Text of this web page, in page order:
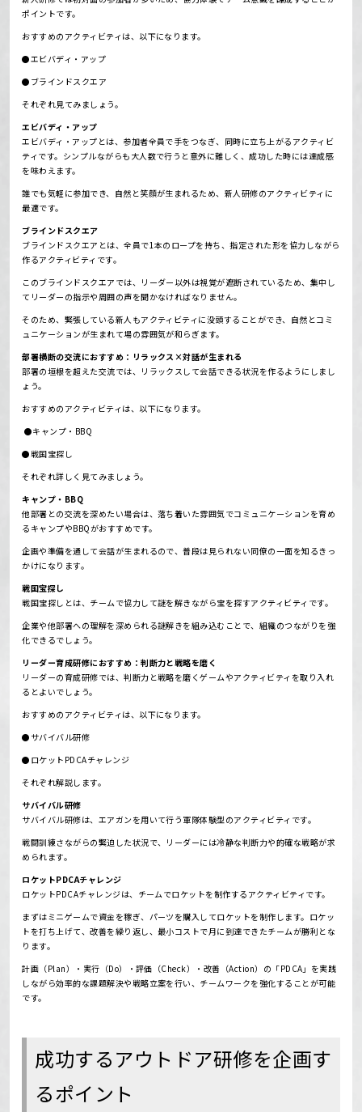
ポイントです。
おすすめのアクティビティは、以下になります。
●エビバディ・アップ
●ブラインドスクエア
それぞれ見てみましょう。
エビバディ・アップ
エビバディ・アップとは、参加者全員で手をつなぎ、同時に立ち上がるアクティビ
ティです。 シンプルながらも大人数で行うと意外に難しく、成功した時には達成感
を味わえます。
誰でも気軽に参加でき、自然と笑顔が生まれるため、新人研修のアクティビティに
最適です。
ブラインドスクエア
ブラインドスクエアとは、全員で1本のロープを持ち、指定された形を協力しながら
作るアクティビティです。
このブラインドスクエアでは、リーダー以外は視覚が遮断されているため、集中し
てリーダーの指示や周囲の声を聞かなければなりません。
そのため、緊張している新人もアクティビティに没頭することができ、自然とコミ
ュニケーションが生まれて場の雰囲気が和らぎます。
部署横断の交流におすすめ：リラックス×対話が生まれる
部署の垣根を超えた交流では、リラックスして会話できる状況を作るようにしまし
ょう。
おすすめのアクティビティは、以下になります。
●キャンプ・BBQ
●戦国宝探し
それぞれ詳しく見てみましょう。
キャンプ・BBQ
他部署との交流を深めたい場合は、落ち着いた雰囲気でコミュニケーションを育め
るキャンプやBBQがおすすめです。
企画や準備を通して会話が生まれるので、普段は見られない同僚の一面を知るきっ
かけになります。
戦国宝探し
戦国宝探しとは、チームで協力して謎を解きながら宝を探すアクティビティです。
企業や他部署への理解を深められる謎解きを組み込むことで、組織のつながりを強
化できるでしょう。
リーダー育成研修におすすめ：判断力と戦略を磨く
リーダーの育成研修では、判断力と戦略を磨くゲームやアクティビティを取り入れ
るとよいでしょう。
おすすめのアクティビティは、以下になります。
●サバイバル研修
●ロケットPDCAチャレンジ
それぞれ解説します。
サバイバル研修
サバイバル研修は、エアガンを用いて行う軍隊体験型のアクティビティです。
戦闘訓練さながらの緊迫した状況で、リーダーには冷静な判断力や的確な戦略が求
められます。
ロケットPDCAチャレンジ
ロケットPDCAチャレンジは、チームでロケットを制作するアクティビティです。
まずはミニゲームで資金を稼ぎ、パーツを購入してロケットを制作します。 ロケッ
トを打ち上げて、改善を繰り返し、最小コストで月に到達できたチームが勝利とな
ります。
計画（Plan）・実行（Do）・評価（Check）・改善（Action）の「PDCA」を実践
しながら効率的な課題解決や戦略立案を行い、チームワークを強化することが可能
です。
成功するアウトドア研修を企画す
るポイント